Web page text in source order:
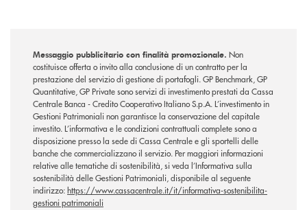
Messaggio pubblicitario con finalità promozionale. Non
costituisce offerta o invito alla conclusione di un contratto per la
prestazione del servizio di gestione di portafogli. GP Benchmark, GP
Quantitative, GP Private sono servizi di investimento prestati da Cassa
Centrale Banca - Credito Cooperativo Italiano S.p.A. L’investimento in
Gestioni Patrimoniali non garantisce la conservazione del capitale
investito. L’informativa e le condizioni contrattuali complete sono a
disposizione presso la sede di Cassa Centrale e gli sportelli delle
banche che commercializzano il servizio. Per maggiori informazioni
relative alle tematiche di sostenibilità, si veda l’Informativa sulla
sostenibilità delle Gestioni Patrimoniali, disponibile al seguente
indirizzo:https://www.cassacentrale.it/it/informativa-sostenibilita-
gestioni patrimoniali